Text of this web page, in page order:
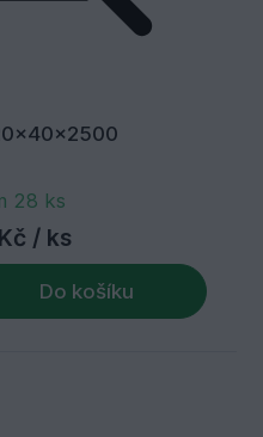
28 ks
Kč / ks
Do košíku